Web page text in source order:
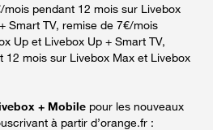
mois pendant 12 mois sur Livebox
Smart TV, remise de 7€/mois
Up et Livebox Up + Smart TV,
12 mois sur Livebox Max et Livebox
+ Mobile pour les nouveaux
à partir d’orange.fr :